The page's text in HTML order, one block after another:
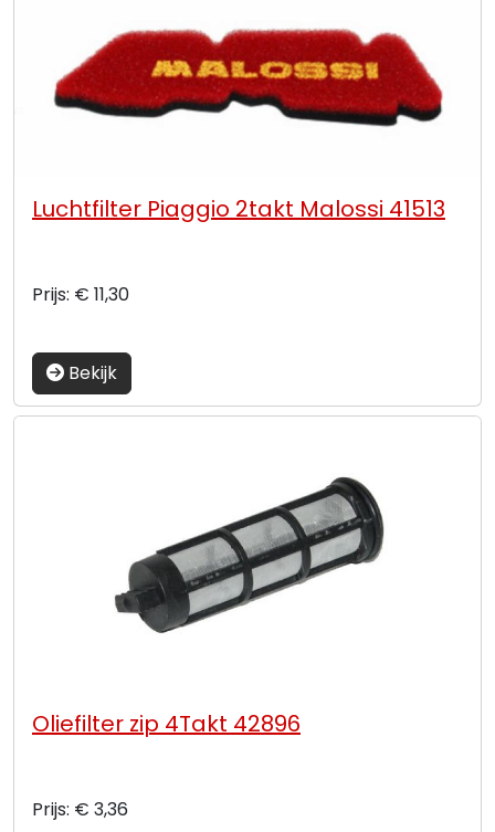
Luchtfilter Piaggio 2takt Malossi 41513
Prijs: € 11,30
Bekijk
Oliefilter zip 4Takt 42896
Prijs: € 3,36